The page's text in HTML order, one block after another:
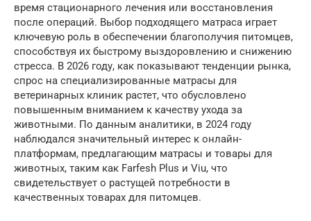
время стационарного лечения или восстановления
после операций. Выбор подходящего матраса играет
ключевую роль в обеспечении благополучия питомцев,
способствуя их быстрому выздоровлению и снижению
стресса. В 2026 году, как показывают тенденции рынка,
спрос на специализированные матрасы для
ветеринарных клиник растет, что обусловлено
повышенным вниманием к качеству ухода за
животными. По данным аналитики, в 2024 году
наблюдался значительный интерес к онлайн-
платформам, предлагающим матрасы и товары для
животных, таким как Farfesh Plus и Viu, что
свидетельствует о растущей потребности в
качественных товарах для питомцев.